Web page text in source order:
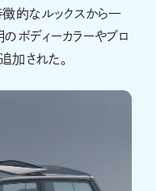
的なルックスから一
ボディーカラーやブロ
加された。